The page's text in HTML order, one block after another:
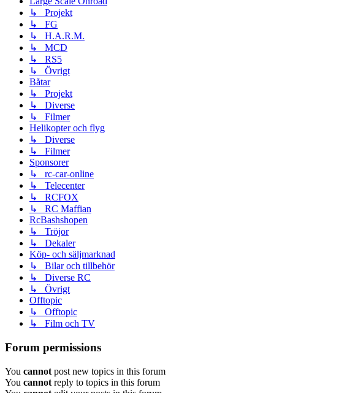
↳ Projekt
↳ FG
↳ H.A.R.M.
↳ MCD
↳ RS5
↳ Övrigt
Båtar
↳ Projekt
↳ Diverse
↳ Filmer
Helikopter och flyg
↳ Diverse
↳ Filmer
Sponsorer
↳ rc-car-online
↳ Telecenter
↳ RCFOX
↳ RC Maffian
RcBashshopen
↳ Tröjor
↳ Dekaler
Köp- och säljmarknad
↳ Bilar och tillbehör
↳ Diverse RC
↳ Övrigt
Offtopic
↳ Offtopic
↳ Film och TV
Forum permissions
You cannot post new topics in this forum
You cannot reply to topics in this forum